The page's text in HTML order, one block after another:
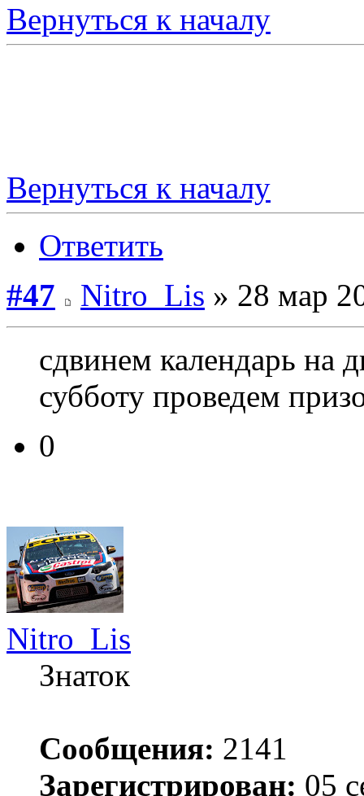
Вернуться к началу
Вернуться к началу
Ответить
#47
Nitro_Lis » 28 мар
сдвинем календарь на
субботу проведем
0
Nitro_Lis
Знаток
Сообщения: 2141
Зарегистрирован: 05